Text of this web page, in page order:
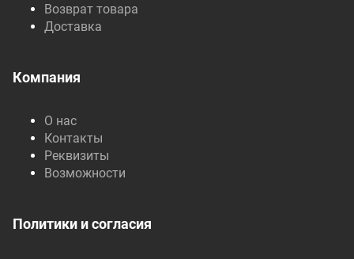
Возврат товара
Доставка
Компания
О нас
Контакты
Реквизиты
Возможности
Политики и согласия